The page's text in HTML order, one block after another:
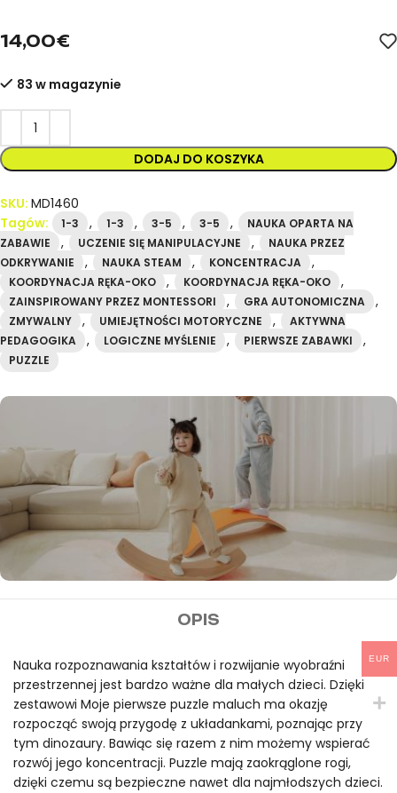
14,00€
83 w magazynie
DODAJ DO KOSZYKA
SKU: MD1460
Tagów:
1-3 , 1-3 , 3-5 , 3-5 ,
NAUKA OPARTA NA
ZABAWIE
, UCZENIE SIĘ MANIPULACYJNE ,
NAUKA PRZEZ
ODKRYWANIE
, NAUKA STEAM , KONCENTRACJA ,
KOORDYNACJA RĘKA-OKO , KOORDYNACJA RĘKA-OKO ,
ZAINSPIROWANY PRZEZ MONTESSORI , GRA AUTONOMICZNA ,
ZMYWALNY , UMIEJĘTNOŚCI MOTORYCZNE ,
AKTYWNA
PEDAGOGIKA
, LOGICZNE MYŚLENIE , PIERWSZE ZABAWKI ,
PUZZLE
MIDEER
zamówieniach powyżej
100€
OPIS
Nauka rozpoznawania kształtów i rozwijanie wyobraźni
przestrzennej jest bardzo ważne dla małych dzieci. Dzięki
zestawowi Moje pierwsze puzzle maluch ma okazję
rozpocząć swoją przygodę z układankami, poznając przy
tym dinozaury. Bawiąc się razem z nim możemy wspierać
rozwój jego koncentracji. Puzzle mają zaokrąglone rogi,
dzięki czemu są bezpieczne nawet dla najmłodszych dzieci.
EUR